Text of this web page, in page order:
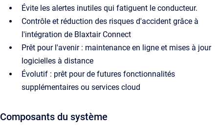
Évite les alertes inutiles qui fatiguent le conducteur.
Contrôle et réduction des risques d'accident grâce à
l'intégration de Blaxtair Connect
Prêt pour l'avenir : maintenance en ligne et mises à jour
logicielles à distance
Évolutif : prêt pour de futures fonctionnalités
supplémentaires ou services cloud
Composants du système